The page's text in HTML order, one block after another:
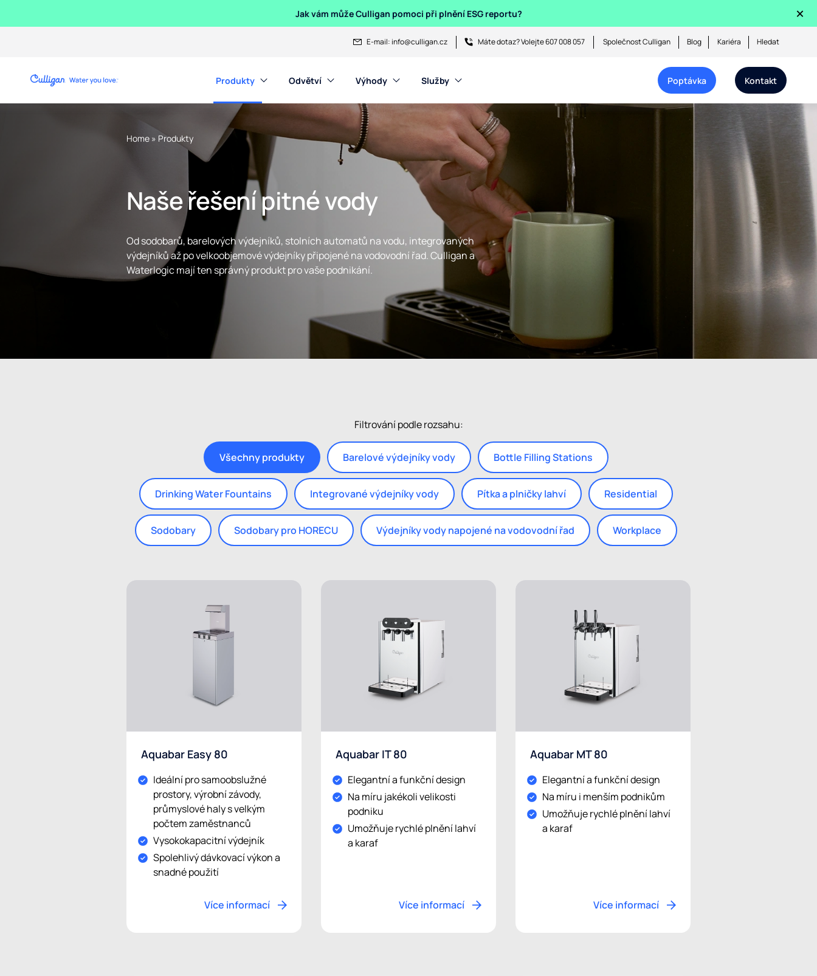
Jak vám může Culligan pomoci při plnění ESG reportu? ×
E-mail: info@culligan.cz Máte dotaz? Volejte 607 008 057 Společnost Culligan Blog Kariéra Hledat
Produkty Odvětví Výhody Služby Poptávka Kontakt
Home » Produkty
Naše řešení pitné vody
Od sodobarů, barelových výdejníků, stolních automatů na vodu, integrovaných
výdejníků až po velkoobjemové výdejníky připojené na vodovodní řad. Culligan a
Waterlogic mají ten správný produkt pro vaše podnikání.
Filtrování podle rozsahu:
Všechny produkty Barelové výdejníky vody Bottle Filling Stations
Drinking Water Fountains Integrované výdejníky vody Pítka a plničky lahví Residential
Sodobary Sodobary pro HORECU Výdejníky vody napojené na vodovodní řad Workplace
Aquabar Easy 80
Ideální pro samoobslužné
prostory, výrobní závody,
průmyslové haly s velkým
počtem zaměstnanců
Vysokokapacitní výdejník
Spolehlivý dávkovací výkon a
snadné použití
Více informací
Aquabar IT 80
Elegantní a funkční design
Na míru jakékoli velikosti
podniku
Umožňuje rychlé plnění lahví
a karaf
Více informací
Aquabar MT 80
Elegantní a funkční design
Na míru i menším podnikům
Umožňuje rychlé plnění lahví
a karaf
Více informací